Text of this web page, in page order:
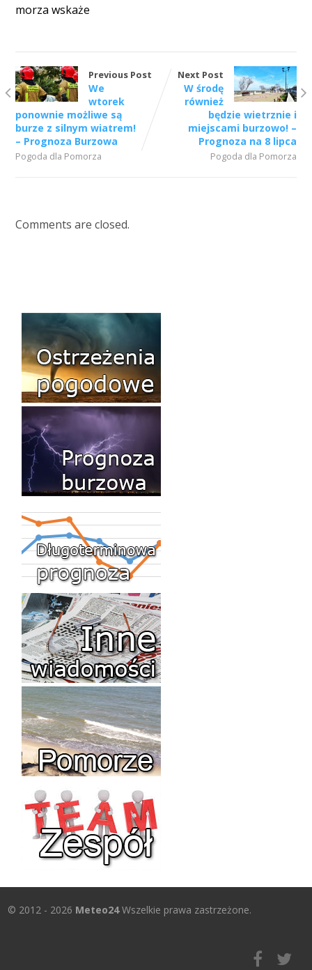
morza wskaże
Previous Post
We
wtorek
ponownie możliwe są
burze z silnym wiatrem!
– Prognoza Burzowa
Pogoda dla Pomorza
Next Post
W środę
również
będzie wietrznie i
miejscami burzowo! –
Prognoza na 8 lipca
Pogoda dla Pomorza
Comments are closed.
© 2012 - 2026 Meteo24Wszelkie prawa zastrzeżone.